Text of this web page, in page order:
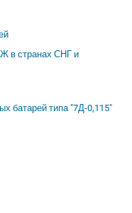
в странах СНГ и
батарей типа "7Д-0,115"